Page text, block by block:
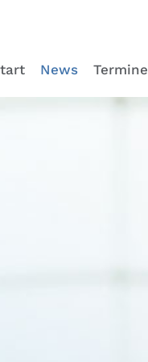
News Termine